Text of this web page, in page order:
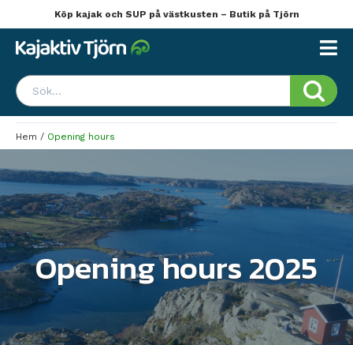
Köp kajak och SUP på västkusten – Butik på Tjörn
Hem / Opening hours
Opening hours 2025